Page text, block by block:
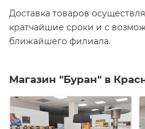
Доставка товаров
кратчайшие сроки и с
ближайшего филиала.
Магазин "Буран" в